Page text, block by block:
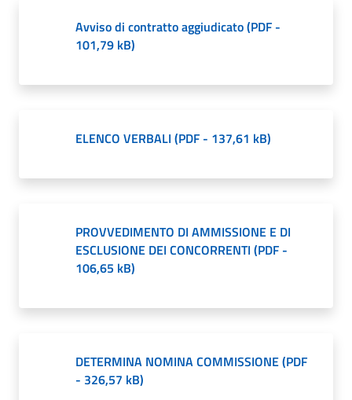
Avviso di contratto aggiudicato(PDF -
101,79 kB)
ELENCO VERBALI (PDF - 137,61 kB)
PROVVEDIMENTO DI AMMISSIONE E DI
ESCLUSIONE DEI CONCORRENTI (PDF -
106,65 kB)
DETERMINA NOMINA COMMISSIONE(PDF
- 326,57 kB)